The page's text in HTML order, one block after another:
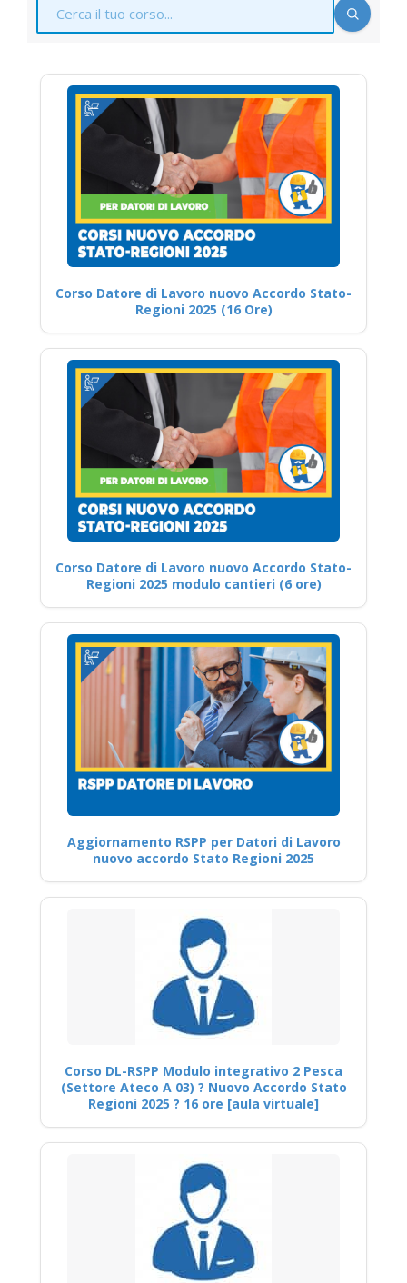
Corso Datore di Lavoro nuovo Accordo Stato-
Regioni 2025 (16 Ore)
Corso Datore di Lavoro nuovo Accordo Stato-
Regioni 2025 modulo cantieri (6 ore)
Aggiornamento RSPP per Datori di Lavoro
nuovo accordo Stato Regioni 2025
Corso DL-RSPP Modulo integrativo 2 Pesca
(Settore Ateco A 03) ? Nuovo Accordo Stato
Regioni 2025 ? 16 ore [aula virtuale]